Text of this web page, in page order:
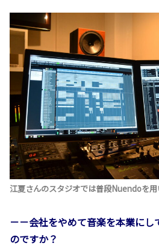
江夏さんのスタジオでは普段Nuendoを
－－会社をやめて音楽を本業に
のですか？